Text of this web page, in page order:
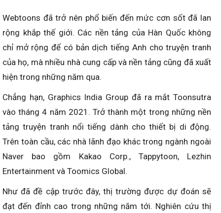
Webtoons đã trở nên phổ biến đến mức cơn sốt đã lan
rộng khắp thế giới. Các nền tảng của Hàn Quốc không
chỉ mở rộng để có bản dịch tiếng Anh cho truyện tranh
của họ, mà nhiều nhà cung cấp và nền tảng cũng đã xuất
hiện trong những năm qua.
Chẳng hạn, Graphics India Group đã ra mắt Toonsutra
vào tháng 4 năm 2021. Trở thành một trong những nền
tảng truyện tranh nổi tiếng dành cho thiết bị di động.
Trên toàn cầu, các nhà lãnh đạo khác trong ngành ngoài
Naver bao gồm Kakao Corp., Tappytoon, Lezhin
Entertainment và Toomics Global.
Như đã đề cập trước đây, thị trường được dự đoán sẽ
đạt đến đỉnh cao trong những năm tới. Nghiên cứu thị